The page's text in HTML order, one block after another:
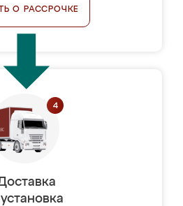
О РАССРОЧКЕ